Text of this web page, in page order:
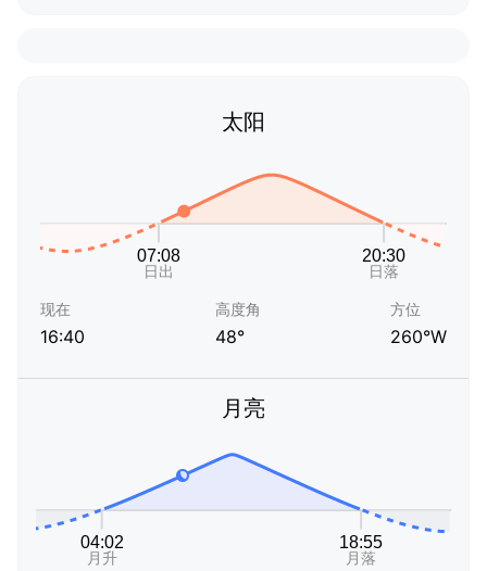
太阳
现在
16:40
高度角
48°
方位
260°W
月亮